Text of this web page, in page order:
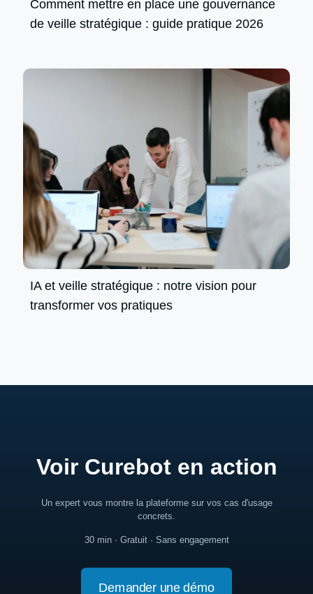
Comment mettre en place une gouvernance
de veille stratégique : guide pratique 2026
IA et veille stratégique : notre vision pour
transformer vos pratiques
Voir Curebot en action
Un expert vous montre la plateforme sur vos cas d'usage
concrets.
30 min · Gratuit · Sans engagement
Demander une démo